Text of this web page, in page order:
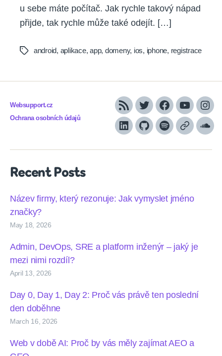
u sebe máte počítač. Jak rychle takový nápad
přijde, tak rychle může také odejít. […]
Tagsandroid, aplikace,app, domeny, ios, iphone, registrace
Websupport.cz
Ochrana osobních údajů
RSS TwitterFacebook
YouTube
LinkedInGithubSpotifyApple
Recent Posts
Název firmy, který rezonuje: Jak vymyslet jméno
značky?
May 18, 2026
Admin, DevOps, SRE a platform inženýr – jaký je
mezi nimi rozdíl?
April 13, 2026
Day 0, Day 1, Day 2: Proč vás právě ten poslední
den doběhne
March 16, 2026
Web v době AI: Proč by vás měly zajímat AEO a